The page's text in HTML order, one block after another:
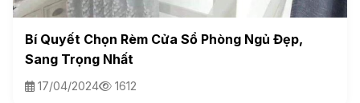
Bí Quyết Chọn Rèm Cửa Sổ Phòng Ngủ Đẹp,
Sang Trọng Nhất
17/04/2024 1612